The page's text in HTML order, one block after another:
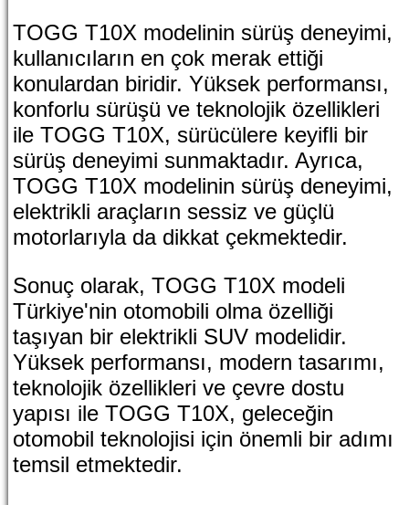
TOGG T10X modelinin sürüş deneyimi,
kullanıcıların en çok merak ettiği
konulardan biridir. Yüksek performansı,
konforlu sürüşü ve teknolojik özellikleri
ile TOGG T10X, sürücülere keyifli bir
sürüş deneyimi sunmaktadır. Ayrıca,
TOGG T10X modelinin sürüş deneyimi,
elektrikli araçların sessiz ve güçlü
motorlarıyla da dikkat çekmektedir.
Sonuç olarak, TOGG T10X modeli
Türkiye'nin otomobili olma özelliği
taşıyan bir elektrikli SUV modelidir.
Yüksek performansı, modern tasarımı,
teknolojik özellikleri ve çevre dostu
yapısı ile TOGG T10X, geleceğin
otomobil teknolojisi için önemli bir adımı
temsil etmektedir.